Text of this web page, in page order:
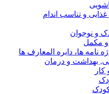
و تناسب اندام
و نوجوان
مکمل
نامه ها، دایره المعارف ها
بهداشت و درمان